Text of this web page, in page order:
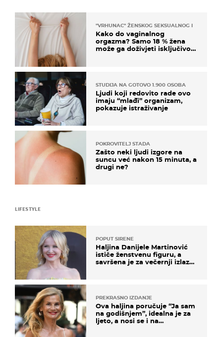
"VRHUNAC" ŽENSKOG SEKSUALNOG ISKUSTVA
Kako do vaginalnog
orgazma? Samo 18 % žena
može ga doživjeti isključivo
STUDIJA NA GOTOVO 1.900 OSOBA
Ljudi koji redovito rade ovo
imaju “mlađi” organizam,
pokazuje istraživanje
POKROVITELJ STADA
Zašto neki ljudi izgore na
suncu već nakon 15 minuta, a
drugi ne?
LIFESTYLE
POPUT SIRENE
Haljina Danijele Martinović
ističe ženstvenu figuru, a
savršena je za večernji izlazak
PREKRASNO IZDANJE
Ova haljina poručuje “Ja sam
na godišnjem”, idealna je za
ljeto, a nosi se i na